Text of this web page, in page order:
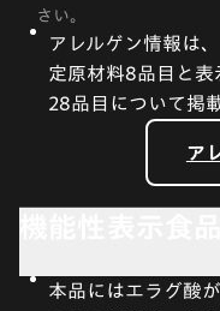
さい。
アレルゲン情報は
定原材料8品目と
28品目について掲
ア
本品にはエラグ酸